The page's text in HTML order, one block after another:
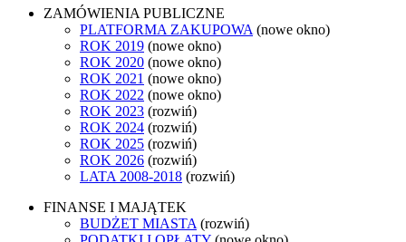
ZAMÓWIENIA PUBLICZNE
PLATFORMA ZAKUPOWA (nowe okno)
ROK 2019 (nowe okno)
ROK 2020 (nowe okno)
ROK 2021 (nowe okno)
ROK 2022 (nowe okno)
ROK 2023 (rozwiń)
ROK 2024 (rozwiń)
ROK 2025 (rozwiń)
ROK 2026 (rozwiń)
LATA 2008-2018 (rozwiń)
FINANSE I MAJĄTEK
BUDŻET MIASTA (rozwiń)